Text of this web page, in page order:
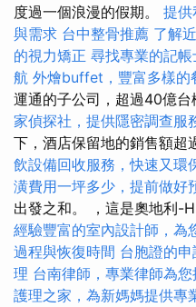
度過一個浪漫的假期。 提供
與需求 台中整骨推薦 了解
的視力矯正 尋找專業的記
航 外燴buffet，豐富多樣的
運通的子公司，超過40億
家偵探社，提供隱密調查服
下，酒店保留地的銷售額超
飲設備回收服務，快速又環
潢費用一坪多少，提前做好
出發之和。 ，這是奧地利-
經驗豐富的室內設計師，為
過程與恢復時間 台胞證的
理 台南律師，專業律師為
護理之家，為新媽媽提供專